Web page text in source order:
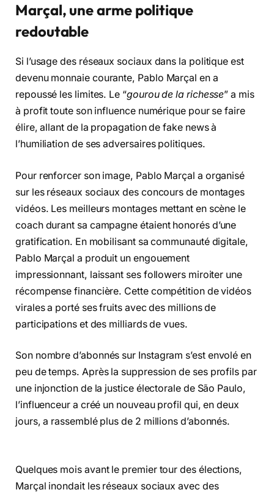
Marçal, une arme politique
redoutable
Si l’usage des réseaux sociaux dans la politique est
devenu monnaie courante, Pablo Marçal en a
repoussé les limites. Le “gourou de la richesse” a mis
à profit toute son influence numérique pour se faire
élire, allant de la propagation de fake news à
l’humiliation de ses adversaires politiques.
Pour renforcer son image, Pablo Marçal a organisé
sur les réseaux sociaux des concours de montages
vidéos. Les meilleurs montages mettant en scène le
coach durant sa campagne étaient honorés d’une
gratification. En mobilisant sa communauté digitale,
Pablo Marçal a produit un engouement
impressionnant, laissant ses followers miroiter une
récompense financière. Cette compétition de vidéos
virales a porté ses fruits avec des millions de
participations et des milliards de vues.
Son nombre d’abonnés sur Instagram s’est envolé en
peu de temps. Après la suppression de ses profils par
une injonction de la justice électorale de São Paulo,
l’influenceur a créé un nouveau profil qui, en deux
jours, a rassemblé plus de 2 millions d’abonnés.
Quelques mois avant le premier tour des élections,
Marçal inondait les réseaux sociaux avec des